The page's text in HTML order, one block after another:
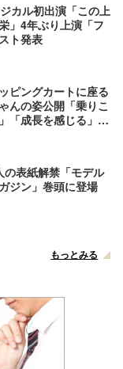
カル初出演「この上
」4年ぶり上演「フ
ト発表
ピングカートに座る
んの姿公開「乗りこ
「成長を感じる」の
表紙解禁「モデル
ジン」巻頭に登場
もっとみる